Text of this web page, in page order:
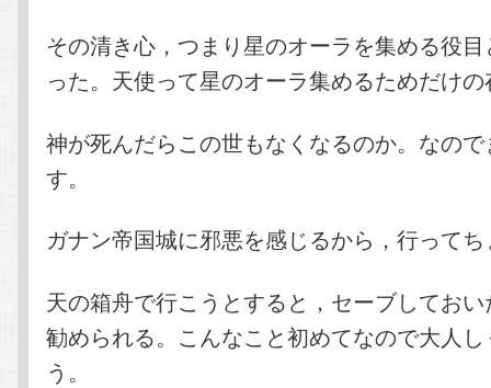
その清き心，つまり星のオーラを集める役
った。天使って星のオーラ集めるためだけ
神が死んだらこの世もなくなるのか。なの
す。
ガナン帝国城に邪悪を感じるから，行って
天の箱舟で行こうとすると，セーブしてお
勧められる。こんなこと初めてなので大人
う。